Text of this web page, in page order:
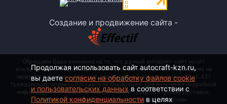
Создание и продвижение сайта -
Обращаем Ваше внимание на то, что данный интернет-сайт носит
исключительно информационный характер и ни при каких условиях не
является публичной офертой, определяемой положениями ч. 2 ст. 437
Гражданского кодекса Российской Федерации. Для получения подробной
информации о стоимости, наименовании товаров и сроках доставки,
пожалуйста, обращайтесь по контактным телефонам.
Продолжая использовать сайт autocraft-kzn.ru,
вы даете согласие на обработку файлов cookie
и пользовательских данныхв соответствии с
Политикой конфиденциальностив целях